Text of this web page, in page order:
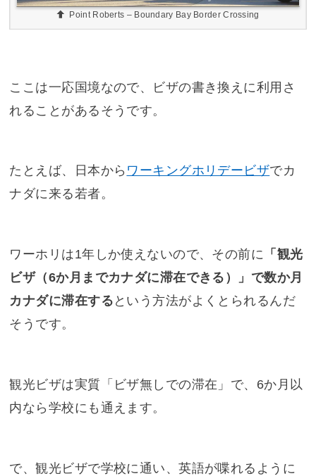
Point Roberts – Boundary Bay Border Crossing
ここは一応国境なので、ビザの書き換えに利用さ
れることがあるそうです。
たとえば、日本から ワーキングホリデービザでカ
ナダに来る若者。
ワーホリは1年しか使えないので、その前に 「観光
ビザ（6か月までカナダに滞在できる）」で数か月
カナダに滞在する という方法がよくとられるんだ
そうです。
観光ビザは実質「ビザ無しでの滞在」で、6か月以
内なら学校にも通えます。
で、観光ビザで学校に通い、英語が喋れるように